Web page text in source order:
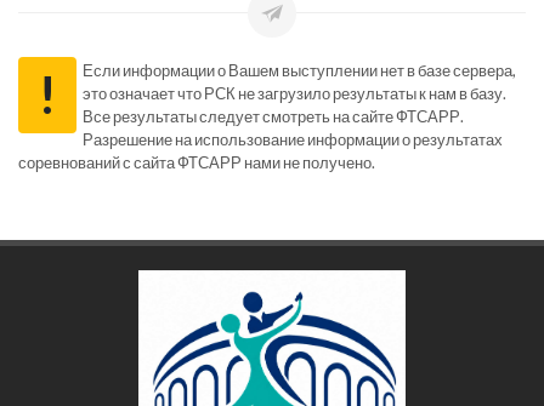
!
Если информации о Вашем выступлении нет в базе сервера,
это означает что РСК не загрузило результаты к нам в базу.
Все результаты следует смотреть на сайте ФТСАРР.
Разрешение на использование информации о результатах
соревнований с сайта ФТСАРР нами не получено.